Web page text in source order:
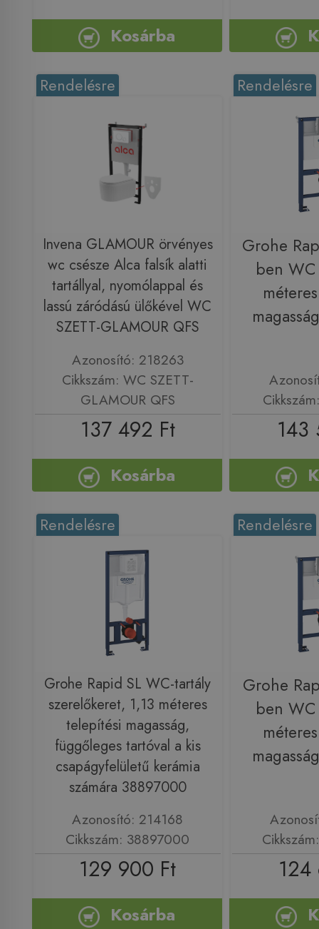
Kosárba
Rendelésre
Invena GLAMOUR örvényes
wc csésze Alca falsík alatti
tartállyal, nyomólappal és
lassú záródású ülőkével WC
SZETT-GLAMOUR QFS
Azonosító: 218263
Cikkszám: WC SZETT-
GLAMOUR QFS
137 492 Ft
Kosárba
Rendelésre
Grohe
ben
143
Rendelésre
Grohe Rapid SL WC-tartály
szerelőkeret, 1,13 méteres
telepítési magasság,
függőleges tartóval a kis
csapágyfelületű kerámia
számára 38897000
Azonosító: 214168
Cikkszám: 38897000
129 900 Ft
Kosárba
Rendelésre
Grohe
ben
124